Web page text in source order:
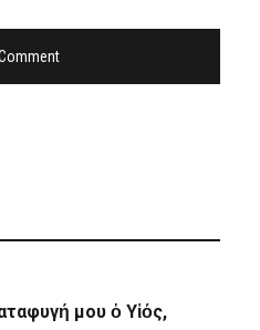
μου ὁ Υἱός,